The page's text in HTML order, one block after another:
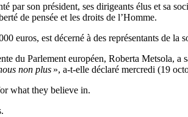
par son président, ses dirigeants élus et sa
de pensée et les droits de l’Homme.
euros, est décerné à des représentants de la
du Parlement européen, Roberta Metsola,
non plus », a-t-elle déclaré mercredi (19
what they believe in.